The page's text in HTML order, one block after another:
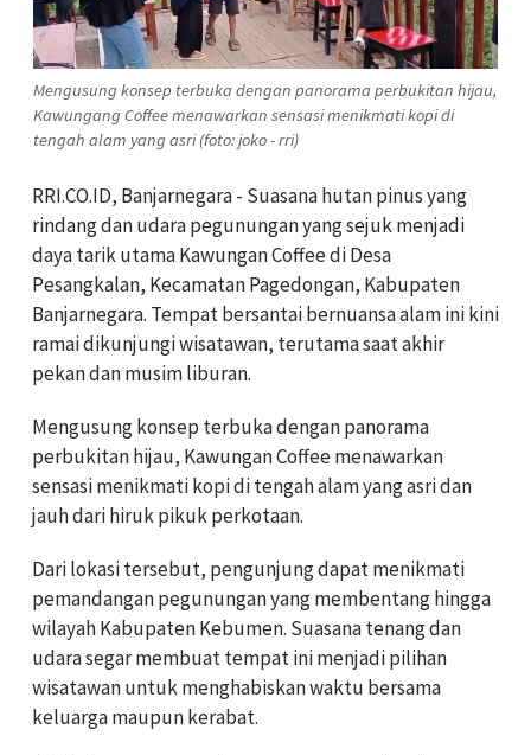
Mengusung konsep terbuka dengan panorama perbukitan hijau,
Kawungang Coffee menawarkan sensasi menikmati kopi di
tengah alam yang asri (foto: joko - rri)
RRI.CO.ID, Banjarnegara - Suasana hutan pinus yang
rindang dan udara pegunungan yang sejuk menjadi
daya tarik utama Kawungan Coffee di Desa
Pesangkalan, Kecamatan Pagedongan, Kabupaten
Banjarnegara. Tempat bersantai bernuansa alam ini kini
ramai dikunjungi wisatawan, terutama saat akhir
pekan dan musim liburan.
Mengusung konsep terbuka dengan panorama
perbukitan hijau, Kawungan Coffee menawarkan
sensasi menikmati kopi di tengah alam yang asri dan
jauh dari hiruk pikuk perkotaan.
Dari lokasi tersebut, pengunjung dapat menikmati
pemandangan pegunungan yang membentang hingga
wilayah Kabupaten Kebumen. Suasana tenang dan
udara segar membuat tempat ini menjadi pilihan
wisatawan untuk menghabiskan waktu bersama
keluarga maupun kerabat.